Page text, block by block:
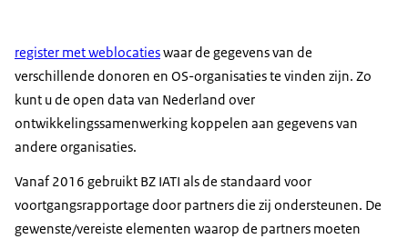
register met weblocatieswaar de gegevens van de
verschillende donoren en OS-organisaties te vinden zijn. Zo
kunt u de open data van Nederland over
ontwikkelingssamenwerking koppelen aan gegevens van
andere organisaties.
Vanaf 2016 gebruikt BZ IATI als de standaard voor
voortgangsrapportage door partners die zij ondersteunen. De
gewenste/vereiste elementen waarop de partners moeten